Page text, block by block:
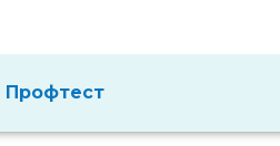
Профтест